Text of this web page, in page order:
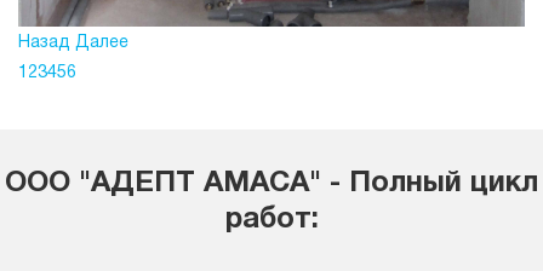
Назад Далее
1 23456
ООО "АДЕПТ АМАСА" - Полный цикл
работ: